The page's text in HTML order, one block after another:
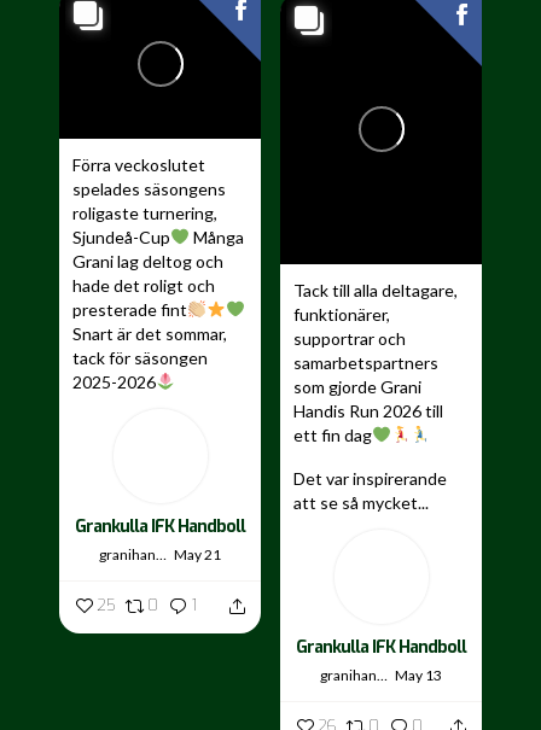
Förra veckoslutet
spelades säsongens
roligaste turnering,
Sjundeå-Cup
Många
Grani lag deltog och
hade det roligt och
presterade fint
Snart är det sommar,
tack för säsongen
2025-2026
Grankulla IFK Handboll
granihandis May 21
25 0 1
Tack till alla deltagare,
funktionärer,
supportrar och
samarbetspartners
som gjorde Grani
Handis Run 2026 till
ett fin dag
Det var inspirerande
att se så mycket...
Grankulla IFK Handboll
granihandis May 13